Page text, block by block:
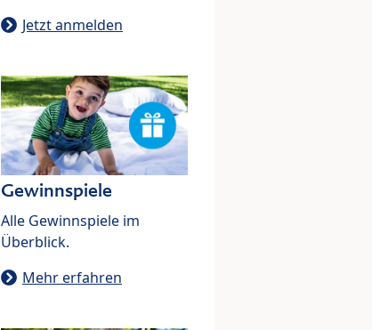
Jetzt anmelden
Gewinnspiele
Alle Gewinnspiele im
Überblick.
Mehr erfahren